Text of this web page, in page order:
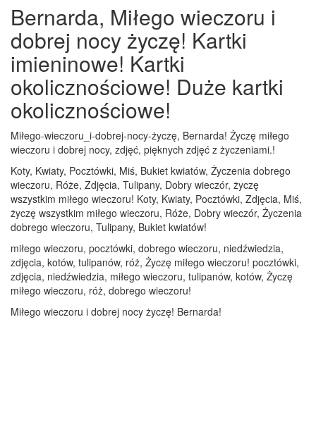
Bernarda, Miłego wieczoru i
dobrej nocy życzę! Kartki
imieninowe! Kartki
okolicznościowe! Duże kartki
okolicznościowe!
Miłego-wieczoru_i-dobrej-nocy-życzę, Bernarda! Życzę miłego
wieczoru i dobrej nocy, zdjęć, pięknych zdjęć z życzeniami.!
Koty, Kwiaty, Pocztówki, Miś, Bukiet kwiatów, Życzenia dobrego
wieczoru, Róże, Zdjęcia, Tulipany, Dobry wieczór, życzę
wszystkim miłego wieczoru! Koty, Kwiaty, Pocztówki, Zdjęcia, Miś,
życzę wszystkim miłego wieczoru, Róże, Dobry wieczór, Życzenia
dobrego wieczoru, Tulipany, Bukiet kwiatów!
miłego wieczoru, pocztówki, dobrego wieczoru, niedźwiedzia,
zdjęcia, kotów, tulipanów, róż, Życzę miłego wieczoru! pocztówki,
zdjęcia, niedźwiedzia, miłego wieczoru, tulipanów, kotów, Życzę
miłego wieczoru, róż, dobrego wieczoru!
Miłego wieczoru i dobrej nocy życzę! Bernarda!